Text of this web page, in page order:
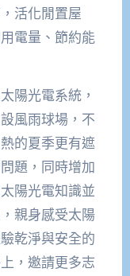
活化閒置屋
電量、節約能
陽光電系統，
風雨球場，不
的夏季更有遮
題，同時增加
陽光電知識並
親身感受太陽
乾淨與安全的
，邀請更多志